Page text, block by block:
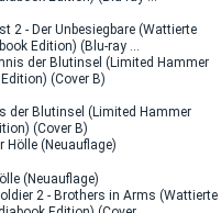
2 - Der Unbesiegbare (Wattierte
Edition) (Blu-ray …
der Blutinsel (Limited Hammer
(Cover B)
(Neuauflage)